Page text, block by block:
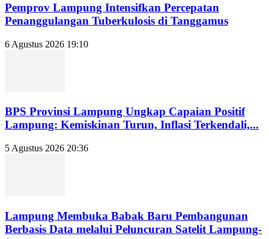
Pemprov Lampung Intensifkan Percepatan
Penanggulangan Tuberkulosis di Tanggamus
6 Agustus 2026 19:10
BPS Provinsi Lampung Ungkap Capaian Positif
Lampung: Kemiskinan Turun, Inflasi Terkendali,...
5 Agustus 2026 20:36
Lampung Membuka Babak Baru Pembangunan
Berbasis Data melalui Peluncuran Satelit Lampung-